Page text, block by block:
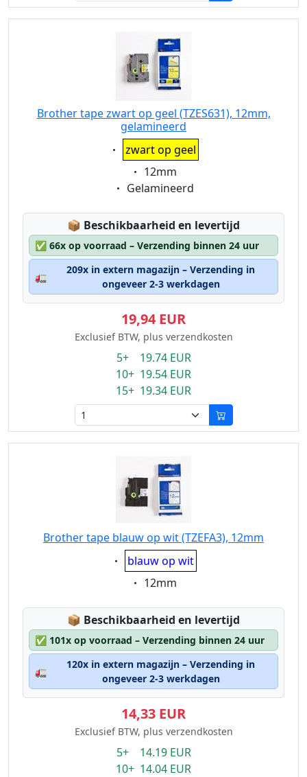
Brother tape zwart op geel (TZES631), 12mm,
gelamineerd
Eigenschaft:
zwart op geel
Eigenschaft:
12mm
Eigenschaft:
Gelamineerd
📦 Lagerstatus:
Beschikbaarheid en levertijd
✅ 66x op voorraad – Verzending binnen 24 uur
🚛
209x in extern magazijn – Verzending in
ongeveer 2-3 werkdagen
19,94 EUR
Exclusief BTW, plus verzendkosten
5+ 19.74 EUR
10+ 19.54 EUR
15+ 19.34 EUR
Brother tape blauw op wit (TZEFA3), 12mm
Eigenschaft:
blauw op wit
Eigenschaft:
12mm
📦 Lagerstatus:
Beschikbaarheid en levertijd
✅ 101x op voorraad – Verzending binnen 24 uur
🚛
120x in extern magazijn – Verzending in
ongeveer 2-3 werkdagen
14,33 EUR
Exclusief BTW, plus verzendkosten
5+ 14.19 EUR
10+ 14.04 EUR